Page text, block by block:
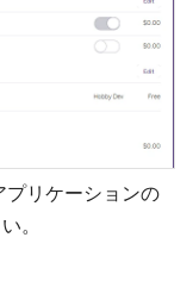
リケーションの
。